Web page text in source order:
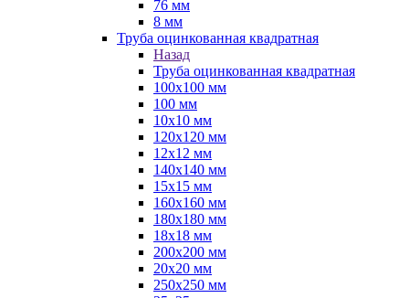
76 мм
8 мм
Труба оцинкованная квадратная
Назад
Труба оцинкованная квадратная
100х100 мм
100 мм
10х10 мм
120х120 мм
12х12 мм
140х140 мм
15х15 мм
160х160 мм
180х180 мм
18х18 мм
200х200 мм
20х20 мм
250х250 мм